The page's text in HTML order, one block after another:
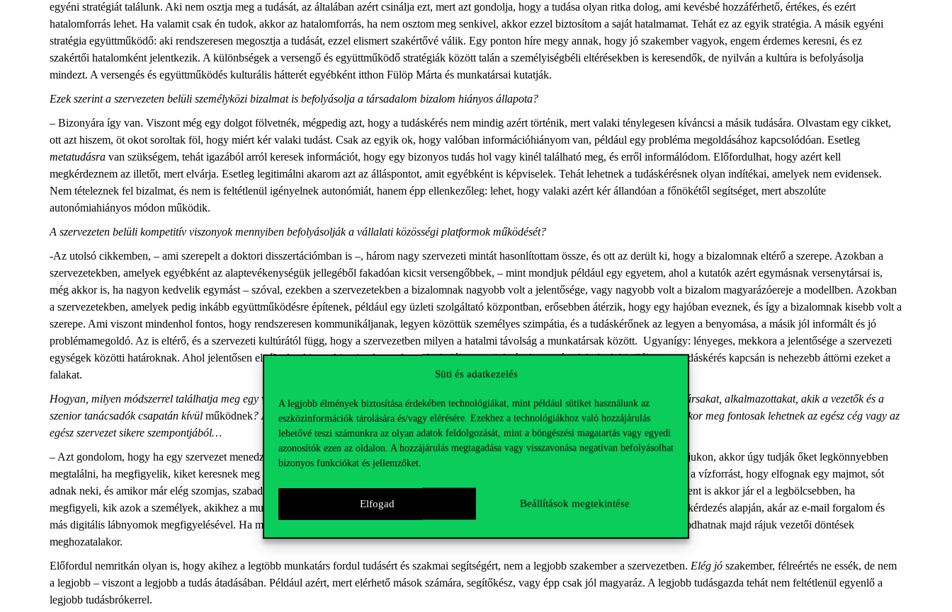
Süti és adatkezelés
A legjobb élmények biztosítása érdekében technológiákat, mint például sütiket használunk az
eszközinformációk tárolására és/vagy elérésére. Ezekhez a technológiákhoz való hozzájárulás
lehetővé teszi számunkra az olyan adatok feldolgozását, mint a böngészési magatartás vagy egyedi
azonosítók ezen az oldalon. A hozzájárulás megtagadása vagy visszavonása negatívan befolyásolhat
bizonyos funkciókat és jellemzőket.
Elfogad Beállítások megtekintése
egyéni stratégiát találunk. Aki nem osztja meg a tudását, az általában azért csinálja ezt, mert azt gondolja, hogy a tudása olyan ritka dolog, ami kevésbé hozzáférhető, értékes, és ezért
hatalomforrás lehet. Ha valamit csak én tudok, akkor az hatalomforrás, ha nem osztom meg senkivel, akkor ezzel biztosítom a saját hatalmamat. Tehát ez az egyik stratégia. A másik egyéni
stratégia együttműködő: aki rendszeresen megosztja a tudását, ezzel elismert szakértővé válik. Egy ponton híre megy annak, hogy jó szakember vagyok, engem érdemes keresni, és ez
szakértői hatalomként jelentkezik. A különbségek a versengő és együttműködő stratégiák között talán a személyiségbéli eltérésekben is keresendők, de nyilván a kultúra is befolyásolja
mindezt. A versengés és együttműködés kulturális hátterét egyébként itthon Fülöp Márta és munkatársai kutatják.
Ezek szerint a szervezeten belüli személyközi bizalmat is befolyásolja a társadalom bizalom hiányos állapota?
– Bizonyára így van. Viszont még egy dolgot fölvetnék, mégpedig azt, hogy a tudáskérés nem mindig azért történik, mert valaki ténylegesen kíváncsi a másik tudására. Olvastam egy cikket,
ott azt hiszem, öt okot soroltak föl, hogy miért kér valaki tudást. Csak az egyik ok, hogy valóban információhiányom van, például egy probléma megoldásához kapcsolódóan. Esetleg
metatudásra van szükségem, tehát igazából arról keresek információt, hogy egy bizonyos tudás hol vagy kinél található meg, és erről informálódom. Előfordulhat, hogy azért kell
megkérdeznem az illetőt, mert elvárja. Esetleg legitimálni akarom azt az álláspontot, amit egyébként is képviselek. Tehát lehetnek a tudáskérésnek olyan indítékai, amelyek nem evidensek.
Nem tételeznek fel bizalmat, és nem is feltétlenül igényelnek autonómiát, hanem épp ellenkezőleg: lehet, hogy valaki azért kér állandóan a főnökétől segítséget, mert abszolúte
autonómiahiányos módon működik.
A szervezeten belüli kompetitív viszonyok mennyiben befolyásolják a vállalati közösségi platformok működését?
-Az utolsó cikkemben, – ami szerepelt a doktori disszertációmban is –, három nagy szervezeti mintát hasonlítottam össze, és ott az derült ki, hogy a bizalomnak eltérő a szerepe. Azokban a
szervezetekben, amelyek egyébként az alaptevékenységük jellegéből fakadóan kicsit versengőbbek, – mint mondjuk például egy egyetem, ahol a kutatók azért egymásnak versenytársai is,
még akkor is, ha nagyon kedvelik egymást – szóval, ezekben a szervezetekben a bizalomnak nagyobb volt a jelentősége, vagy nagyobb volt a bizalom magyarázóereje a modellben. Azokban
a szervezetekben, amelyek pedig inkább együttműködésre építenek, például egy üzleti szolgáltató központban, erősebben átérzik, hogy egy hajóban eveznek, és így a bizalomnak kisebb volt a
szerepe. Ami viszont mindenhol fontos, hogy rendszeresen kommunikáljanak, legyen közöttük személyes szimpátia, és a tudáskérőnek az legyen a benyomása, a másik jól informált és jó
problémamegoldó. Az is eltérő, és a szervezeti kultúrától függ, hogy a szervezetben milyen a hatalmi távolság a munkatársak között. Ugyanígy: lényeges, mekkora a jelentősége a szervezeti
egységek közötti határoknak. Ahol jelentősen elválnak a hierarchiaszintek, esetleg a funkciók vagy üzletágak mentén alakulnak ki silók, ott a tudáskérés kapcsán is nehezebb áttörni ezeket a
falakat.
Hogyan, milyen módszerrel találhatja meg egy vezető, vagy egy HR csapat azokat a kompetens és megbízható tudásforrásnak tekintett munkatársakat, alkalmazottakat, akik a vezetők és a
szenior tanácsadók csapatán kívül működnek? Azokat az aktorokat, akik lehet, hogy nem abban a szervezeti egységben dolgoznak, de ugyanakkor meg fontosak lehetnek az egész cég vagy az
egész szervezet sikere szempontjából…
– Azt gondolom, hogy ha egy szervezet menedzsmentje nem látja magától, hogy kik a kiváló szakemberek, vagyis egyáltalán nincsenek a radarjukon, akkor úgy tudják őket legkönnyebben
megtalálni, ha megfigyelik, kiket keresnek meg a munkatársaik maguktól. A Sivatagi showban láthattuk, hogy a bennszülöttek úgy keresik meg a vízforrást, hogy elfognak egy majmot, sót
adnak neki, és amikor már elég szomjas, szabadon engedik. Elvezeti őket a legközelebbi vízlelőhelyhez. Ha tudásforrásokat keres, a menedzsment is akkor jár el a legbölcsebben, ha
megfigyeli, kik azok a személyek, akikhez a munkatársaik tudásért fordulnak. Ezt megtehetik a hálózatkutatás segítségével, akár kérdőíves megkérdezés alapján, akár az e-mail forgalom és
más digitális lábnyomok megfigyelésével. Ha megtalálják a kulcsembereket, őket érdemes kooptálni, maguk mellé állítani, és így ők is támaszkodhatnak majd rájuk vezetői döntések
meghozatalakor.
Előfordul nemritkán olyan is, hogy akihez a legtöbb munkatárs fordul tudásért és szakmai segítségért, nem a legjobb szakember a szervezetben. Elég jó szakember, félreértés ne essék, de nem
a legjobb – viszont a legjobb a tudás átadásában. Például azért, mert elérhető mások számára, segítőkész, vagy épp csak jól magyaráz. A legjobb tudásgazda tehát nem feltétlenül egyenlő a
legjobb tudásbrókerrel.